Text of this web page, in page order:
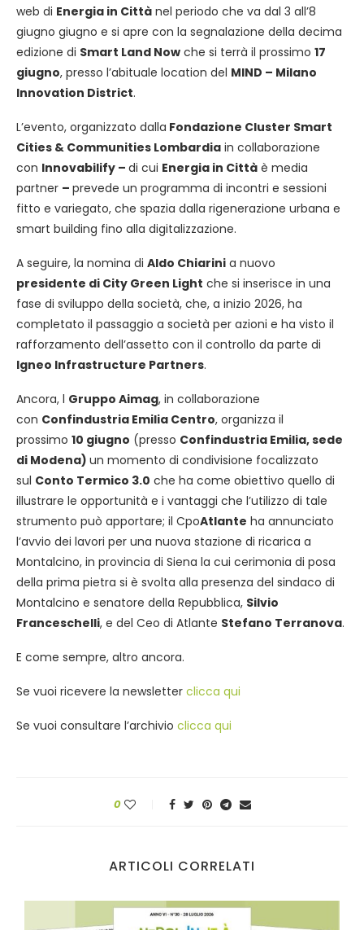
web di Energia in Città nel periodo che va dal 3 all’8
giugno giugno e si apre con la segnalazione della decima
edizione di Smart Land Now che si terrà il prossimo 17
giugno, presso l’abituale location del MIND – Milano
Innovation District.
L’evento, organizzato dalla Fondazione Cluster Smart
Cities & Communities Lombardia in collaborazione
con Innovabilify – di cui Energia in Città è media
partner – prevede un programma di incontri e sessioni
fitto e variegato, che spazia dalla rigenerazione urbana e
smart building fino alla digitalizzazione.
A seguire, la nomina di Aldo Chiarini a nuovo
presidente di City Green Light che si inserisce in una
fase di sviluppo della società, che, a inizio 2026, ha
completato il passaggio a società per azioni e ha visto il
rafforzamento dell’assetto con il controllo da parte di
Igneo Infrastructure Partners.
Ancora, l Gruppo Aimag, in collaborazione
con Confindustria Emilia Centro, organizza il
prossimo 10 giugno (presso Confindustria Emilia, sede
di Modena) un momento di condivisione focalizzato
sul Conto Termico 3.0 che ha come obiettivo quello di
illustrare le opportunità e i vantaggi che l’utilizzo di tale
strumento può apportare; il CpoAtlante ha annunciato
l’avvio dei lavori per una nuova stazione di ricarica a
Montalcino, in provincia di Siena la cui cerimonia di posa
della prima pietra si è svolta alla presenza del sindaco di
Montalcino e senatore della Repubblica, Silvio
Franceschelli, e del Ceo di Atlante Stefano Terranova.
E come sempre, altro ancora.
Se vuoi ricevere la newsletter clicca qui
Se vuoi consultare l’archivio clicca qui
0
ARTICOLI CORRELATI